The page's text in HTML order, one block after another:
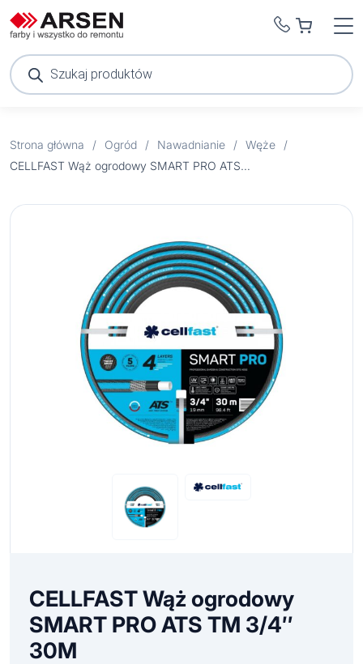
Wyszukiwarka
produktów
Strona główna / Ogród / Nawadnianie / Węże
/
CELLFAST Wąż ogrodowy SMART PRO ATS TM 3/4″ 30M
CELLFAST Wąż ogrodowy
SMART PRO ATS TM 3/4″
30M